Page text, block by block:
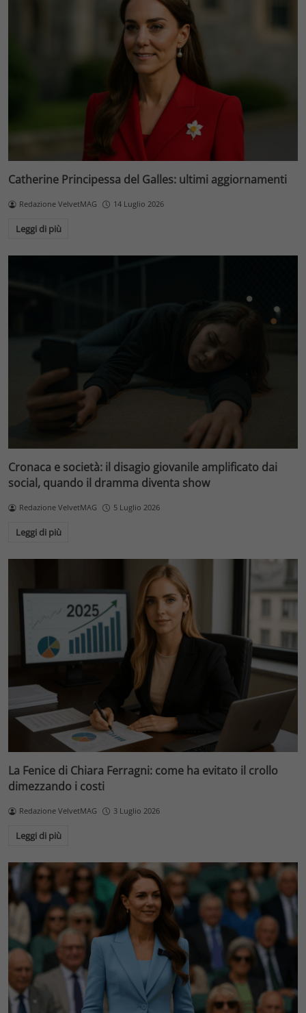
Catherine Principessa del Galles: ultimi aggiornamenti
Redazione VelvetMAG 14 Luglio 2026
Leggi di più
Cronaca e società: il disagio giovanile amplificato dai
social, quando il dramma diventa show
Redazione VelvetMAG 5 Luglio 2026
Leggi di più
La Fenice di Chiara Ferragni: come ha evitato il crollo
dimezzando i costi
Redazione VelvetMAG 3 Luglio 2026
Leggi di più